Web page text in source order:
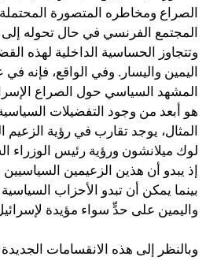
الصراع ومخاطره المتصورة
المجتمع الفرنسي في حال تحوله
وتتجاوز الحساسية الداخلية لهذه
المشهد السياسي حول الصراع
هو أبعد من وجود التفضيلات
المثال، يوجد تقارب في رؤية
لوك ميلانشون ورؤية رئيس الوزراء
إذ يبدو أن هذين الزعيمين
بينما يمكن أن تبدو الأحزاب
واليمين على حدٍّ سواء مؤيدة
وبالنظر إلى هذه الانقسامات